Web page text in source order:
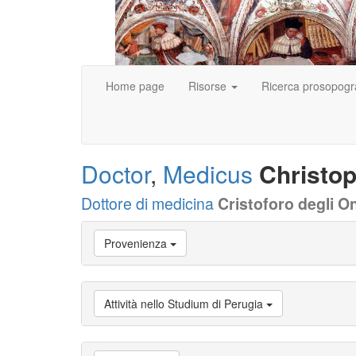
Home page Risorse Ricerca
Doctor, Medicus
Dottore di medicina Cristoforo degli
Vai
Biografia
Provenienza
Vai
a
Provenienza
Attività nello Studium di Perugia